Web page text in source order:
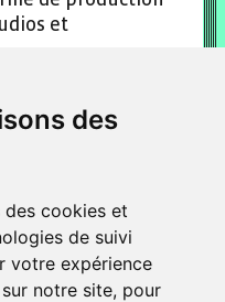
des
des cookies et
de suivi
votre expérience
notre site, pour
et
du
Bookwire.